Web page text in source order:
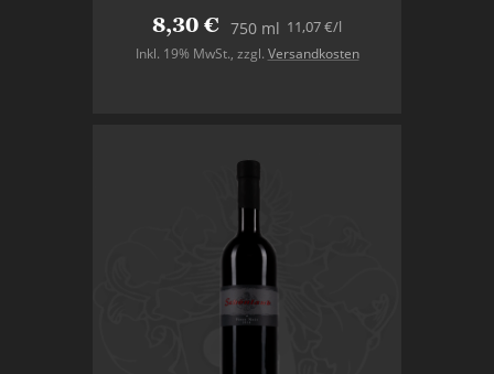
8,30 € 750 ml
Inkl. 19% MwSt., zzgl. Versandkosten
11,07 €/l